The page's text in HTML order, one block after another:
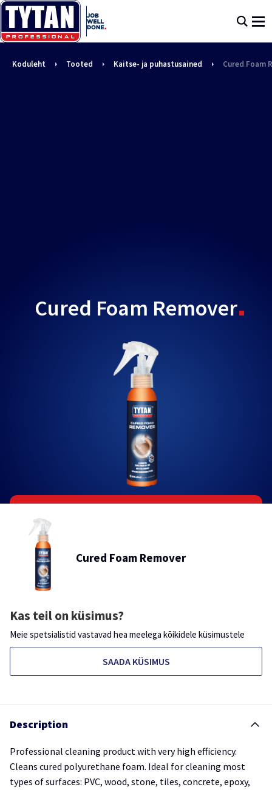
Koduleht Tooted Kaitse- ja puhastusained Cured Foam
Cured Foam Remover
Cured Foam Remover
Kas teil on küsimus?
Meie spetsialistid vastavad hea meelega kõikidele küsimustele
SAADA KÜSIMUS
Description
Professional cleaning product with very high efficiency.
Cleans cured polyurethane foam. Ideal for cleaning most
types of surfaces: PVC, wood, stone, tiles, concrete, epoxy,